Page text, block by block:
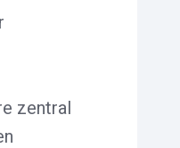
zentral